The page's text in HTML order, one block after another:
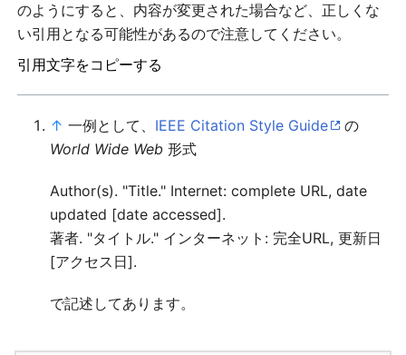
のようにすると、内容が変更された場合など、正しくな
い引用となる可能性があるので注意してください。
引用文字をコピーする
↑ 一例として、 IEEE Citation Style Guide
の
World Wide Web 形式
Author(s). "Title." Internet: complete URL, date
updated [date accessed].
著者. "タイトル." インターネット: 完全URL, 更新日
[アクセス日].
で記述してあります。